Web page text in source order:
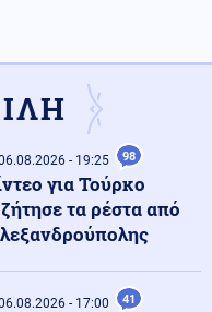
για ενδοοικογενειακή
που είχε εξαφανιστεί
- 19:25 98
για Τούρκο
τα ρέστα από
- 17:00 41